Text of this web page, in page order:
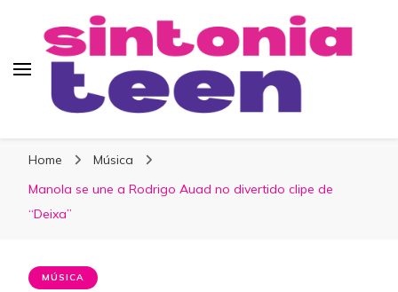
Home
Música
Manola se une a Rodrigo Auad no divertido clipe de
“Deixa”
MÚSICA